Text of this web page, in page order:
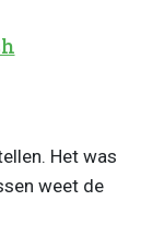
Het was
weet de